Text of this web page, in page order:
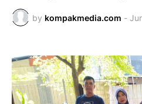
by kompakmedia.com -